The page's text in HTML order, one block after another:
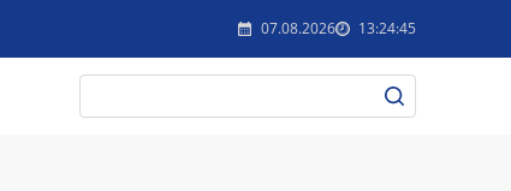
07.08.2026 13:24:45